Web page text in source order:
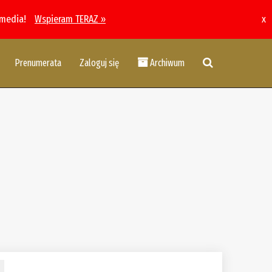
Wspieram TERAZ » x
Prenumerata Zaloguj się Archiwum